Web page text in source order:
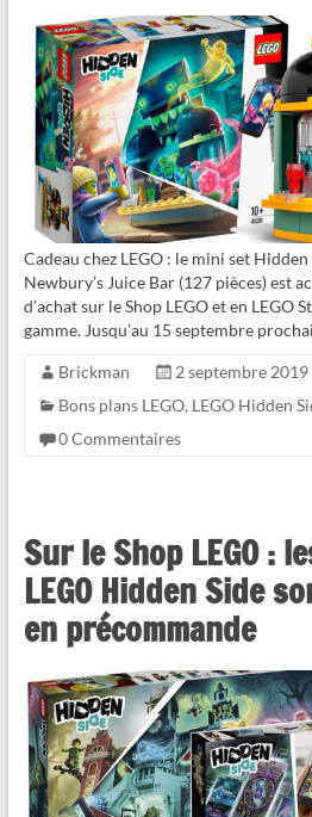
Cadeau chez LEGO : le mini set
Newbury’s Juice Bar (127 pièces) est
d’achat sur le Shop LEGO et en LEGO
gamme. Jusqu’au 15 septembre
Brickman
2 septembre 2019
Bons plans LEGO, LEGO Hidden
0 Commentaires
Sur le Shop LEGO :
LEGO Hidden Side
en précommande